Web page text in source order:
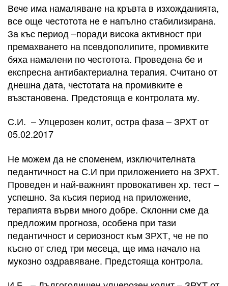
Вече има намаляване на кръвта в изхожданията,
все още честотота не е напълно стабилизирана.
За къс период –поради висока активност при
премахването на псевдополипите, промивките
бяха намалени по честотота. Проведена бе и
експресна антибактериална терапия. Считано от
днешна дата, честотата на промивките е
възстановена. Предстояща е контролата му.
С.И. – Улцерозен колит, остра фаза – ЗРХТ от
05.02.2017
Не можем да не споменем, изключителната
педантичност на С.И при приложението на ЗРХТ.
Проведен и най-важният провокативен хр. тест –
успешно. За късия период на приложение,
терапията върви много добре. Склонни сме да
предложим прогноза, особена при тази
педантичност и сериозност към ЗРХТ, че не по
късно от след три месеца, ще има начало на
мукозно оздравяване. Предстояща контрола.